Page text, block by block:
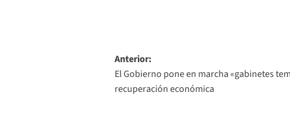
Navegación
de
entradas
Anterior:
El Gobierno pone en marcha «gabinetes
recuperación económica